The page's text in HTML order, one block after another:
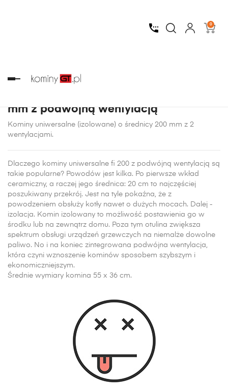
0
Toggle
mm z podwójną wentylacją
Kominy uniwersalne (izolowane) o średnicy 200 mm z 2
wentylacjami.
Dlaczego kominy uniwersalne fi 200 z podwójną wentylacją są
takie popularne? Powodów jest kilka. Po pierwsze wkład
ceramiczny, a raczej jego średnica: 20 cm to najczęściej
poszukiwany przekrój. Jest na tyle pokaźna, że z
powodzeniem obsłuży kotły nawet o dużych mocach. Dalej -
izolacja. Komin izolowany to możliwość postawienia go w
środku lub na zewnątrz domu. Poza tym otulina zwiększa
spektrum obsługi urządzeń grzewczych na niemalże dowolne
paliwo. No i na koniec zintegrowana podwójna wentylacja,
która czyni wznoszenie kominów sposobem szybszym i
ekonomiczniejszym.
Średnie wymiary komina 55 x 36 cm.